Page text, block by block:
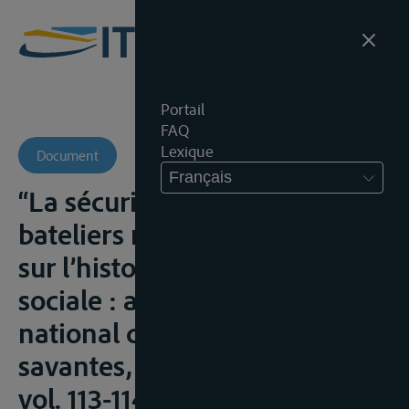
Portail
FAQ
Lexique
Français
Document
“La sécurité sociale des
bateliers rhénans” in Colloque
sur l’histoire de la sécurité
sociale : actes du 113e Congrès
national des sociétés
savantes, Straatsburg, 1988,
vol. 113-114